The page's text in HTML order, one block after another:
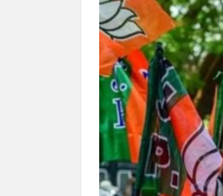
JPSC-JSSC विवाद: हर स्टेकहोल्डर से
सरकार और छात्र प्रतिनिधिमंडल के
JPSC-JSSC विवाद: दूसरे दौर की
JPSC-JSSC विवाद: छात्रों की